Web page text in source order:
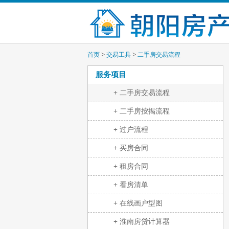
首页> 交易工具> 二手房交易流程
服务项目
+二手房交易流程
+二手房按揭流程
+过户流程
+买房合同
+租房合同
+看房清单
+在线画户型图
+淮南房贷计算器